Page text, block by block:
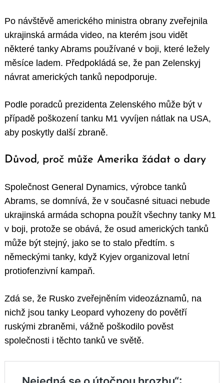
Po návštěvě amerického ministra obrany zveřejnila
ukrajinská armáda video, na kterém jsou vidět
některé tanky Abrams používané v boji, které ležely
měsíce ladem. Předpokládá se, že pan Zelenskyj
návrat amerických tanků nepodporuje.
Podle poradců prezidenta Zelenského může být v
případě poškození tanku M1 vyvíjen nátlak na USA,
aby poskytly další zbraně.
Důvod, proč může Amerika žádat o dary
Společnost General Dynamics, výrobce tanků
Abrams, se domnívá, že v současné situaci nebude
ukrajinská armáda schopna použít všechny tanky M1
v boji, protože se obává, že osud amerických tanků
může být stejný, jako se to stalo předtím. s
německými tanky, když Kyjev organizoval letní
protiofenzivní kampaň.
Zdá se, že Rusko zveřejněním videozáznamů, na
nichž jsou tanky Leopard vyhozeny do povětří
ruskými zbraněmi, vážně poškodilo pověst
společnosti i těchto tanků ve světě.